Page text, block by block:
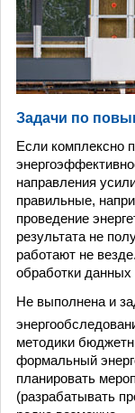
Задачи по
Если комплексно
направления
правильные,
проведение
результата не
работают не
обработки данных
Не выполнена и
методики
формальный
планировать
(разрабатывать